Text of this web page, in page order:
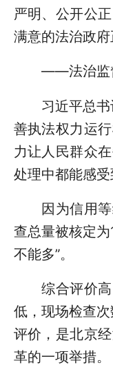
严明、公开公
满意的法治政府
——法治监督
习近平总书
善执法权力运
力让人民群众
处理中都能感
因为信用等
查总量被核定
不能多”。
综合评价高
低，现场检查
评价，是北京
革的一项举措。